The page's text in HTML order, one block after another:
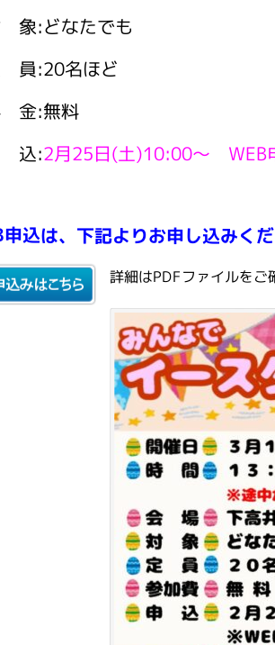
:どなたでも
:20名ほど
金:無料
込:2月25日(土)10:00～ WEB
込は、下記よりお申し込みくだ
詳細はPDFファイルをご